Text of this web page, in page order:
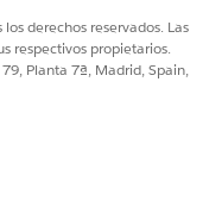
derechos reservados. Las
respectivos propietarios.
Planta 7ª, Madrid, Spain,